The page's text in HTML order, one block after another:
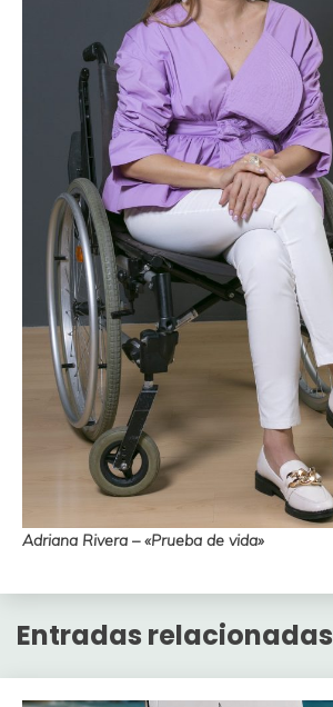
Adriana Rivera – «Prueba de vida»
Entradas relacionadas